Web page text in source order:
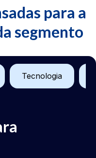
para a
segmento
Tecnologia